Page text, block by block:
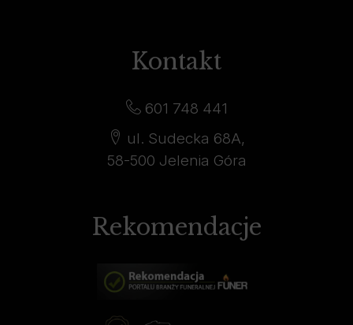
Kontakt
601 748 441
ul. Sudecka 68A,
58-500 Jelenia Góra
Rekomendacje